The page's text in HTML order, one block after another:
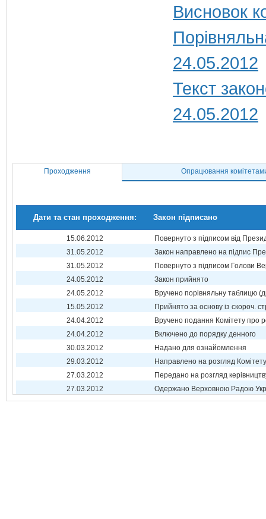
Висновок
24.05.2012
Текст
24.05.2012
Проходження Опрацювання
Дати та стан проходження: Закон підписано
15.06.2012
Повернуто з підписом від
31.05.2012
Закон направлено на підпис
31.05.2012
Повернуто з підписом Голови
24.05.2012
Закон прийнято
24.05.2012
Вручено порівняльну таблицю
15.05.2012
Прийнято за основу із скороч.
24.04.2012
Вручено подання Комітету про
24.04.2012
Включено до порядку денного
30.03.2012
Надано для ознайомлення
29.03.2012
Направлено на розгляд Комітету
27.03.2012
Передано на розгляд
27.03.2012
Одержано Верховною Радою